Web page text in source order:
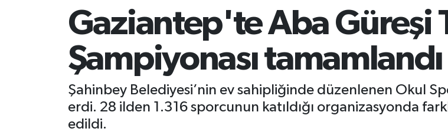
Gaziantep'te Aba Güreşi
Şampiyonası tamamlandı
Şahinbey Belediyesi’nin ev sahipliğinde düzenlenen Okul
erdi. 28 ilden 1.316 sporcunun katıldığı organizasyonda
edildi.
Gaziantep son dakika
Gündem
Haberler
Puan Durumu ve Fikstür
Son Dakika Haberleri
Haber Arşivi